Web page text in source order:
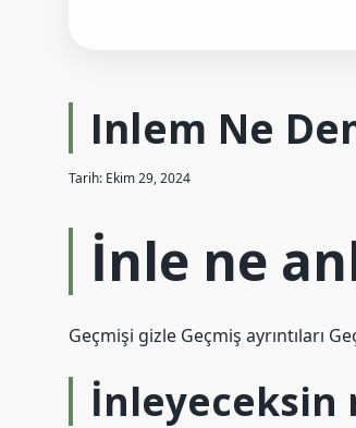
Inlem Ne
Tarih: Ekim 29, 2024
İnle ne
Geçmişi gizle Geçmiş ayrıntıları
İnleyeceksin